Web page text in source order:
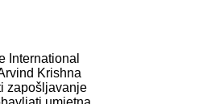
International
Krishna
zapošljavanje